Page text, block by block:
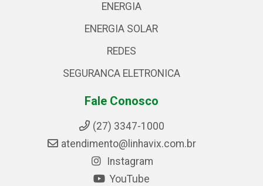
ENERGIA
ENERGIA SOLAR
REDES
SEGURANCA ELETRONICA
Fale Conosco
(27) 3347-1000
atendimento@linhavix.com.br
Instagram
YouTube